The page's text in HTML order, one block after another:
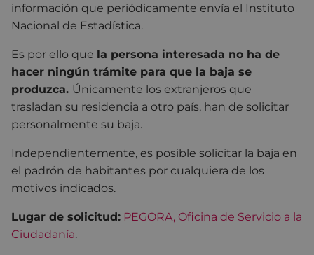
información que periódicamente envía el Instituto
Nacional de Estadística.
Es por ello que la persona interesada no ha de
hacer ningún trámite para que la baja se
produzca. Únicamente los extranjeros que
trasladan su residencia a otro país, han de solicitar
personalmente su baja.
Independientemente, es posible solicitar la baja en
el padrón de habitantes por cualquiera de los
motivos indicados.
Lugar de solicitud: PEGORA, Oficina de Servicio a la
Ciudadanía.